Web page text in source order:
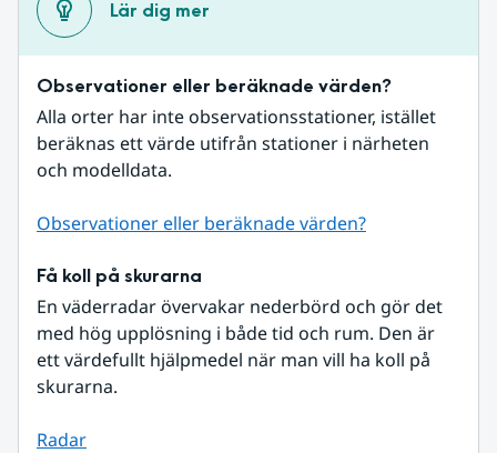
Lär dig mer
Observationer eller beräknade värden?
Alla orter har inte observationsstationer, istället
beräknas ett värde utifrån stationer i närheten
och modelldata.
Observationer eller beräknade värden?
Få koll på skurarna
En väderradar övervakar nederbörd och gör det
med hög upplösning i både tid och rum. Den är
ett värdefullt hjälpmedel när man vill ha koll på
skurarna.
Radar